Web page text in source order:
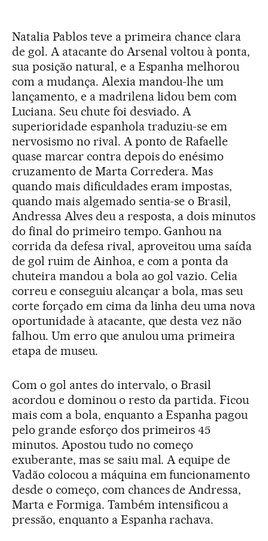
Natalia Pablos teve a primeira chance clara
de gol. A atacante do Arsenal voltou à ponta,
sua posição natural, e a Espanha melhorou
com a mudança. Alexia mandou-lhe um
lançamento, e a madrilena lidou bem com
Luciana. Seu chute foi desviado. A
superioridade espanhola traduziu-se em
nervosismo no rival. A ponto de Rafaelle
quase marcar contra depois do enésimo
cruzamento de Marta Corredera. Mas
quando mais dificuldades eram impostas,
quando mais algemado sentia-se o Brasil,
Andressa Alves deu a resposta, a dois minutos
do final do primeiro tempo. Ganhou na
corrida da defesa rival, aproveitou uma saída
de gol ruim de Ainhoa, e com a ponta da
chuteira mandou a bola ao gol vazio. Celia
correu e conseguiu alcançar a bola, mas seu
corte forçado em cima da linha deu uma nova
oportunidade à atacante, que desta vez não
falhou. Um erro que anulou uma primeira
etapa de museu.
Com o gol antes do intervalo, o Brasil
acordou e dominou o resto da partida. Ficou
mais com a bola, enquanto a Espanha pagou
pelo grande esforço dos primeiros 45
minutos. Apostou tudo no começo
exuberante, mas se saiu mal. A equipe de
Vadão colocou a máquina em funcionamento
desde o começo, com chances de Andressa,
Marta e Formiga. Também intensificou a
pressão, enquanto a Espanha rachava.